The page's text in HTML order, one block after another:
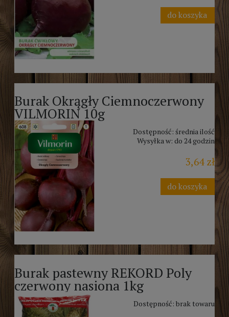
do koszyka
Burak Okrągły Ciemnoczerwony
VILMORIN 10g
Dostępność: średnia ilość
Wysyłka w: do 24 godzin
3,64 zł
do koszyka
Burak pastewny REKORD Poly
czerwony nasiona 1kg
Dostępność: brak towaru